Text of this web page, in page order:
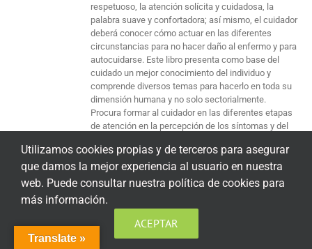
respetuoso, la atención solícita y cuidadosa, la
palabra suave y confortadora; así mismo, el cuidador
deberá conocer cómo actuar en las diferentes
circunstancias para no hacer daño al enfermo y para
autocuidarse. Este libro presenta como base del
cuidado un mejor conocimiento del individuo y
comprende diversos temas para hacerlo en toda su
dimensión humana y no solo sectorialmente.
Procura formar al cuidador en las diferentes etapas
de atención en la percepción de los síntomas y del
receptor y altavoz de sus problemas, un agente que
colabora en la realización de los tratamientos o le da
apoyo para afrontar diferentes crisis o situaciones.
El cuidador es y debe ser un intermediario a través
del cual va a poder llegar la ayuda que necesita el
enfermo para ganar bienestar y calidad de vida. Esta
Translate »
Utilizamos cookies propias y de terceros para asegurar
que damos la mejor experiencia al usuario en nuestra
web. Puede consultar nuestra política de cookies para
más información.
ACEPTAR